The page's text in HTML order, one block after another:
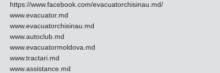
https://www.facebook.com/evacuatorchisinau.md/
www.evacuator.md
www.evacuatorchisinau.md
www.autoclub.md
www.evacuatormoldova.md
www.tractari.md
www.assistance.md